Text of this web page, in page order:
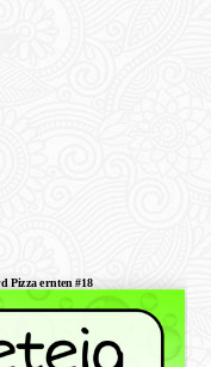
Pizza ernten #18